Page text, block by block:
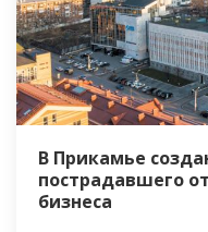
В Прикамье
пострадавшего
бизнеса